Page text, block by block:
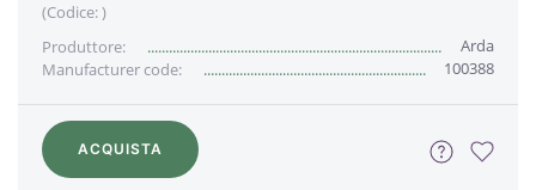
(Codice:)
Produttore:
Arda
Manufacturer code:
100388
ACQUISTA